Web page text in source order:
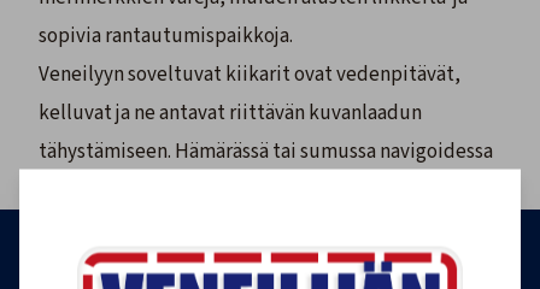
sopivia rantautumispaikkoja.
Veneilyyn soveltuvat kiikarit ovat vedenpitävät,
kelluvat ja ne antavat riittävän kuvanlaadun
tähystämiseen. Hämärässä tai sumussa navigoidessa